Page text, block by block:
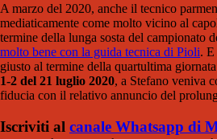
A marzo del 2020, anche il tecnico
mediaticamente come molto vicino al
termine della lunga sosta del campionato
molto bene con la guida tecnica di Pioli.
giusto al termine della quartultima
1-2 del 21 luglio 2020, a Stefano veniva
fiducia con il relativo annuncio del
Iscriviti al canale Whatsapp di